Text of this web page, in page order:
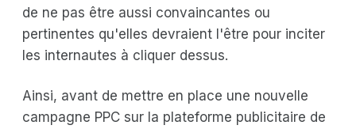
de ne pas être aussi convaincantes ou
pertinentes qu'elles devraient l'être pour inciter
les internautes à cliquer dessus.
Ainsi, avant de mettre en place une nouvelle
campagne PPC sur la plateforme publicitaire de